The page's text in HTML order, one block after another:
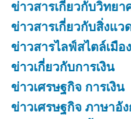
ข่าวสารเกี่ยวกับวิทยา
ข่าวสารเกี่ยวกับสิ่งแว
ข่าวสารไลฟ์สไตล์เมือง
ข่าวเกี่ยวกับการเงิน
ข่าวเศรษฐกิจ การเงิน
ข่าวเศรษฐกิจ ภาษาอั